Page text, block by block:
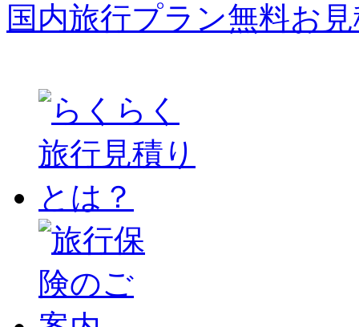
国内旅行プラン無料お